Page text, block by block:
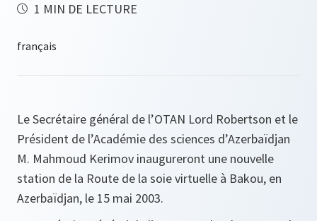
1 MIN DE LECTURE
Le Secrétaire général de l’OTAN Lord Robertson et le
Président de l’Académie des sciences d’Azerbaïdjan
M. Mahmoud Kerimov inaugureront une nouvelle
station de la Route de la soie virtuelle à Bakou, en
Azerbaïdjan, le 15 mai 2003.